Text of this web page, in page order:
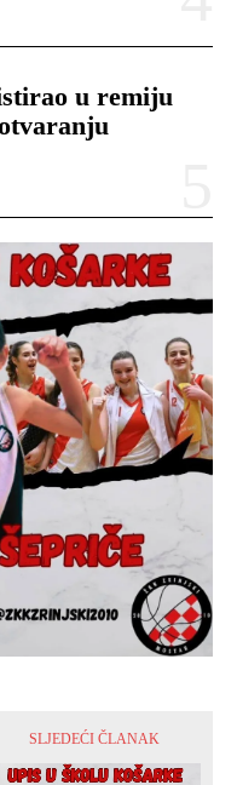
u remiju
SLJEDEĆI ČLANAK